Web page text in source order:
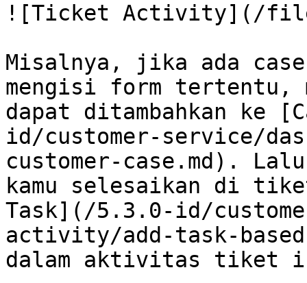
![Ticket Activity](/files/
Misalnya, jika ada
mengisi form tertentu,
dapat ditambahkan ke
id/customer-service/
customer-case.md).
kamu selesaikan di
Task](/5.3.0-id/
activity/add-task-
dalam aktivitas tiket